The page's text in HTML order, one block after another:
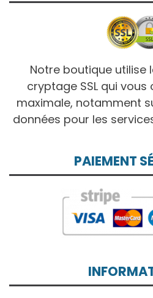
Notre boutique utilise
cryptage SSL qui
maximale, notamment
données pour les
PAIEMENT